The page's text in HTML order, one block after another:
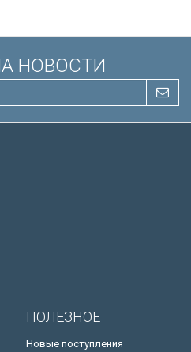
НОВОСТИ
ПОЛЕЗНОЕ
Новые поступления